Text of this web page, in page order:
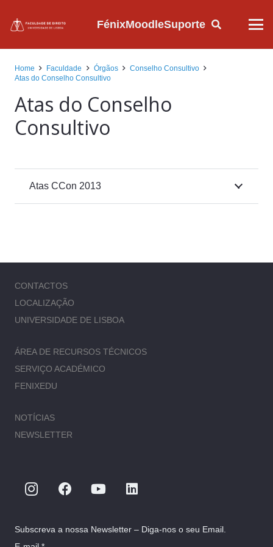
FénixMoodleSuporte
Home Faculdade Órgãos
Conselho Consultivo
Atas do Conselho Consultivo
Atas do Conselho
Consultivo
Atas CCon 2013
CONTACTOS
LOCALIZAÇÃO
UNIVERSIDADE DE LISBOA
ÁREA DE RECURSOS TÉCNICOS
SERVIÇO ACADÉMICO
FENIXEDU
NOTÍCIAS
NEWSLETTER
Subscreva a nossa Newsletter – Diga-nos o seu Email.